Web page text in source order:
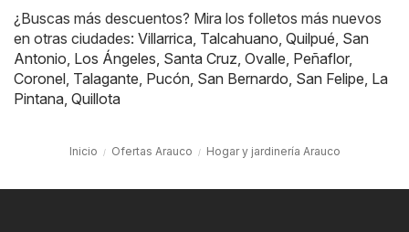
¿Buscas más descuentos? Mira los folletos más nuevos
en otras ciudades: Villarrica, Talcahuano, Quilpué, San
Antonio, Los Ángeles, Santa Cruz, Ovalle, Peñaflor,
Coronel, Talagante, Pucón, San Bernardo, San Felipe, La
Pintana, Quillota
Inicio Ofertas Arauco Hogar y jardinería Arauco